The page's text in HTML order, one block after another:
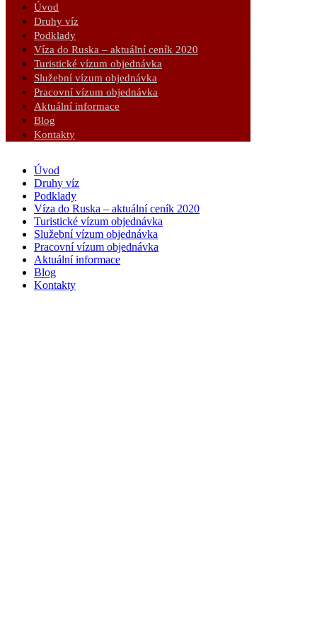
Úvod
Druhy víz
Podklady
Víza do Ruska – aktuální ceník 2020
Turistické vízum objednávka
Služební vízum objednávka
Pracovní vízum objednávka
Aktuální informace
Blog
Kontakty
Úvod
Druhy víz
Podklady
Víza do Ruska – aktuální ceník 2020
Turistické vízum objednávka
Služební vízum objednávka
Pracovní vízum objednávka
Aktuální informace
Blog
Kontakty